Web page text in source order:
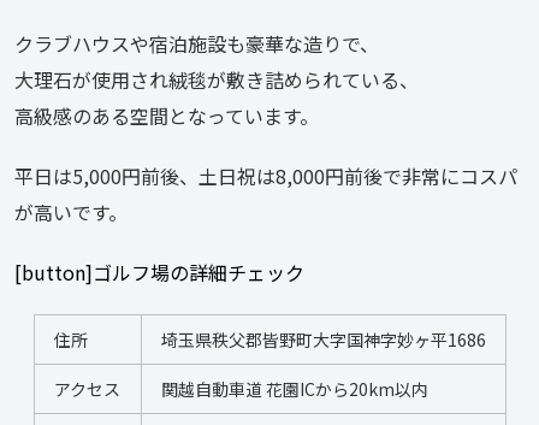
クラブハウスや宿泊施設も豪華な造りで、
大理石が使用され絨毯が敷き詰められている、
高級感のある空間となっています。
平日は5,000円前後、土日祝は8,000円前後で非常にコスパ
が高いです。
[button]ゴルフ場の詳細チェック
住所 埼玉県秩父郡皆野町大字国神字妙ヶ平1686
アクセス 関越自動車道 花園ICから20km以内